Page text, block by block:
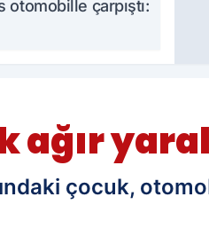
otomobille çarpıştı:
ağır
çocuk,